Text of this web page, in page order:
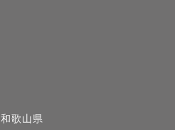
和歌山県